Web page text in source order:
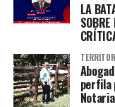
LA
perfila